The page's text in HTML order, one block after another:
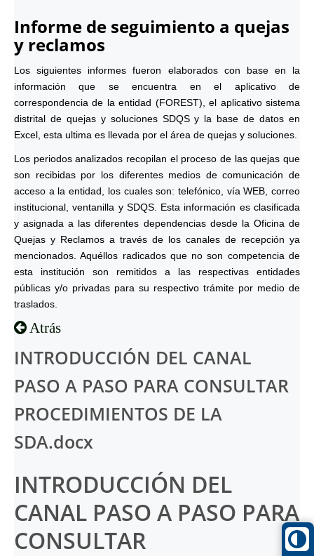
Informe de seguimiento a quejas
y reclamos
Los siguientes informes fueron elaborados con base en la
información que se encuentra en el aplicativo de
correspondencia de la entidad (FOREST), el aplicativo sistema
distrital de quejas y soluciones SDQS y la base de datos en
Excel, esta ultima es llevada por el área de quejas y soluciones.
Los periodos analizados recopilan el proceso de las quejas que
son recibidas por los diferentes medios de comunicación de
acceso a la entidad, los cuales son: telefónico, vía WEB, correo
institucional, ventanilla y SDQS. Esta información es clasificada
y asignada a las diferentes dependencias desde la Oficina de
Quejas y Reclamos a través de los canales de recepción ya
mencionados. Aquéllos radicados que no son competencia de
esta institución son remitidos a las respectivas entidades
públicas y/o privadas para su respectivo trámite por medio de
traslados.
Atrás
INTRODUCCIÓN DEL CANAL
PASO A PASO PARA CONSULTAR
PROCEDIMIENTOS DE LA
SDA.docx
INTRODUCCIÓN DEL
CANAL PASO A PASO PARA
CONSULTAR